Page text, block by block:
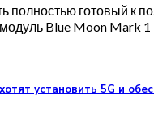
полностью готовый к
Blue Moon Mark
установить 5G и